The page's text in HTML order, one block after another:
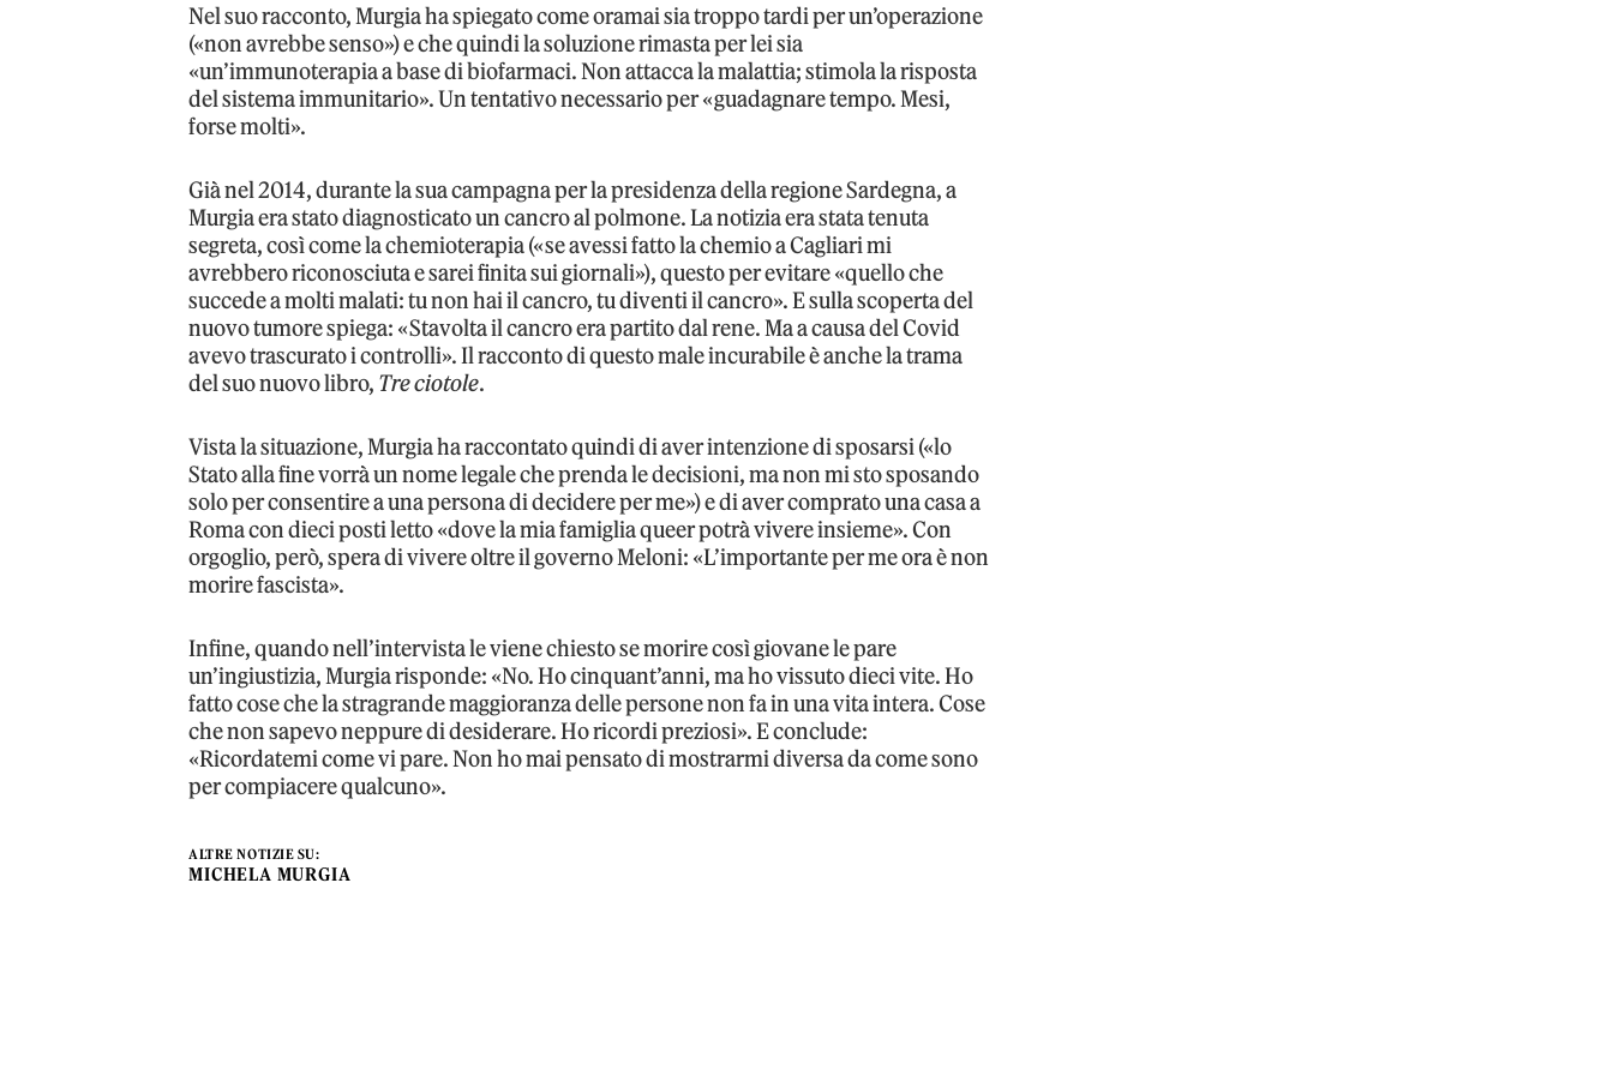
Nel suo racconto, Murgia ha spiegato come oramai sia troppo tardi per un’operazione
(«non avrebbe senso») e che quindi la soluzione rimasta per lei sia
«un’immunoterapia a base di biofarmaci. Non attacca la malattia; stimola la risposta
del sistema immunitario». Un tentativo necessario per «guadagnare tempo. Mesi,
forse molti».
Già nel 2014, durante la sua campagna per la presidenza della regione Sardegna, a
Murgia era stato diagnosticato un cancro al polmone. La notizia era stata tenuta
segreta, così come la chemioterapia («se avessi fatto la chemio a Cagliari mi
avrebbero riconosciuta e sarei finita sui giornali»), questo per evitare «quello che
succede a molti malati: tu non hai il cancro, tu diventi il cancro». E sulla scoperta del
nuovo tumore spiega: «Stavolta il cancro era partito dal rene. Ma a causa del Covid
avevo trascurato i controlli». Il racconto di questo male incurabile è anche la trama
del suo nuovo libro, Tre ciotole.
Vista la situazione, Murgia ha raccontato quindi di aver intenzione di sposarsi («lo
Stato alla fine vorrà un nome legale che prenda le decisioni, ma non mi sto sposando
solo per consentire a una persona di decidere per me») e di aver comprato una casa a
Roma con dieci posti letto «dove la mia famiglia queer potrà vivere insieme». Con
orgoglio, però, spera di vivere oltre il governo Meloni: «L’importante per me ora è non
morire fascista».
Infine, quando nell’intervista le viene chiesto se morire così giovane le pare
un’ingiustizia, Murgia risponde: «No. Ho cinquant’anni, ma ho vissuto dieci vite. Ho
fatto cose che la stragrande maggioranza delle persone non fa in una vita intera. Cose
che non sapevo neppure di desiderare. Ho ricordi preziosi». E conclude:
«Ricordatemi come vi pare. Non ho mai pensato di mostrarmi diversa da come sono
per compiacere qualcuno».
ALTRE NOTIZIE SU:
MICHELA MURGIA